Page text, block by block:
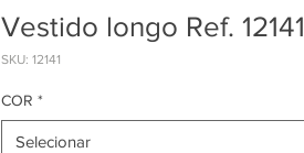
Vestido longo Ref. 12141
SKU: 12141
COR *
Selecionar